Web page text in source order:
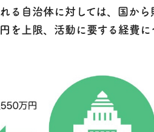
る自治体に対しては、国から
を上限、活動に要する経費に